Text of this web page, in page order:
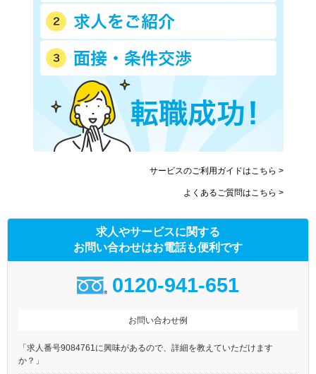
サービスのご利用ガイドはこちら >
よくあるご質問はこちら >
求人やサービスに関する
お問い合わせはお電話も便利です
0120-941-651
お問い合わせ例
「求人番号9084761に興味があるので、詳細を教えていただけます
か？」